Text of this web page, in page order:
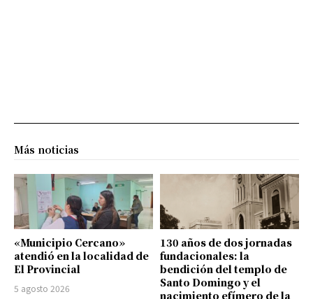
Más noticias
«Municipio Cercano»
atendió en la localidad de
El Provincial
5 agosto 2026
130 años de dos jornadas
fundacionales: la
bendición del templo de
Santo Domingo y el
nacimiento efímero de la